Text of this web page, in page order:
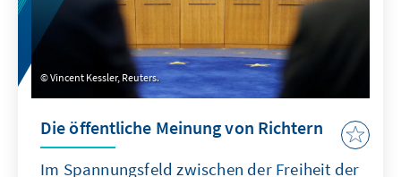
Vincent Kessler, Reuters.
Die öffentliche Meinung von Richtern
Im Spannungsfeld zwischen der Freiheit der